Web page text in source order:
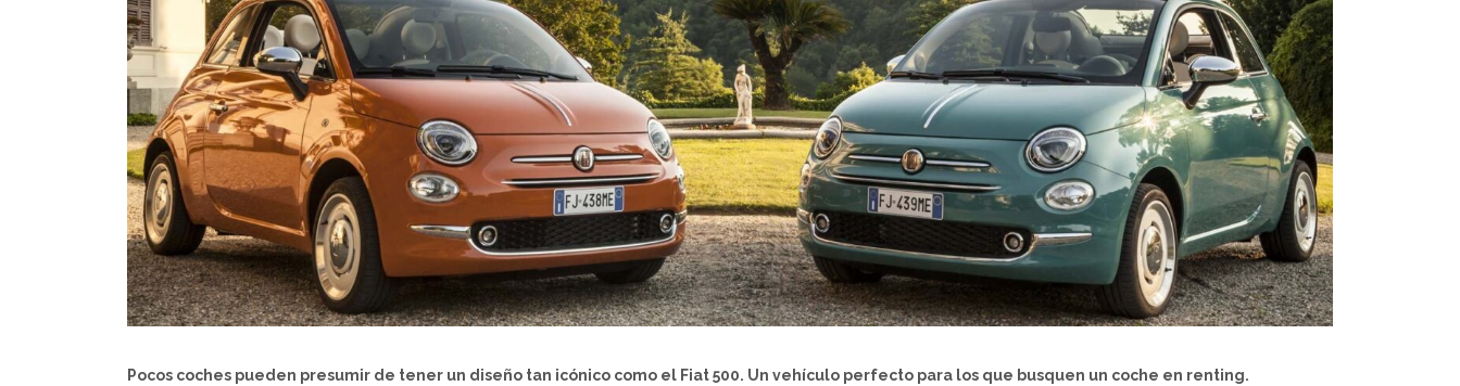
Pocos coches pueden presumir de tener un diseño tan icónico como el Fiat 500. Un vehículo perfecto para los que busquen un coche en renting.